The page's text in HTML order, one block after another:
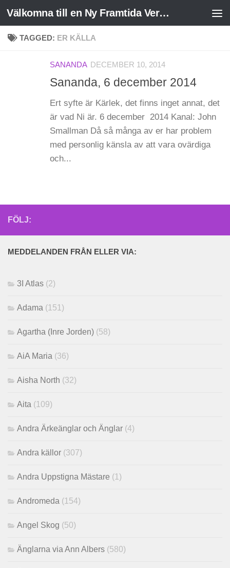
Skip to content Välkomna till en Ny Framtida Verklighet
TAGGED: ER KÄLLA
SANANDA DECEMBER 10, 2014
Sananda, 6 december 2014
Ert syfte är Kärlek, det finns inget annat, det
är vad Ni är. 6 december 2014 Kanal: John
Smallman Då så många av er har problem
med personlig känsla av att vara ovärdiga
och...
FÖLJ:
MEDDELANDEN FRÅN ELLER VIA:
3I Atlas (2)
Adama (151)
Agartha (Inre Jorden) (58)
AiA Maria (36)
Aisha North (32)
Aita (109)
Andra Ärkeänglar och Änglar (4)
Andra källor (307)
Andra Uppstigna Mästare (1)
Andromeda (154)
Angel Skog (50)
Änglarna via Ann Albers (580)